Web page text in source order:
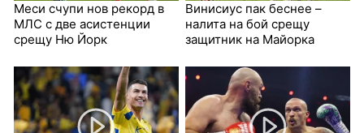
Меси счупи нов рекорд в
МЛС с две асистенции
срещу Ню Йорк
Винисиус пак беснее –
налита на бой срещу
защитник на Майорка